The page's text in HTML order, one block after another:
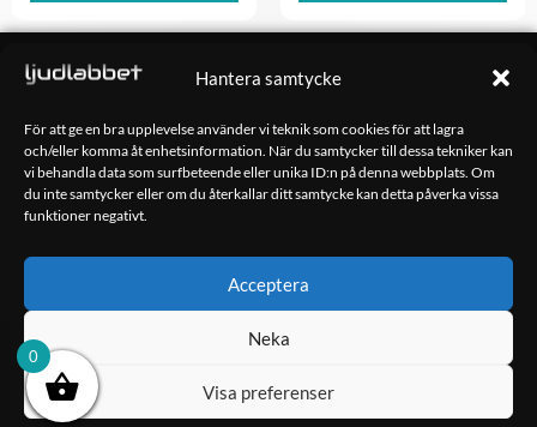
Hantera samtycke
För att ge en bra upplevelse använder vi teknik som cookies för att lagra
och/eller komma åt enhetsinformation. När du samtycker till dessa tekniker kan
vi behandla data som surfbeteende eller unika ID:n på denna webbplats. Om
du inte samtycker eller om du återkallar ditt samtycke kan detta påverka vissa
funktioner negativt.
Acceptera
Neka
Visa preferenser
OM OSS
Ljudlabbet är en del av Kungshamns Bildepå – Ljudlabbet i
Sotenäs AB.
KONTAKT
Klippsjövägen 5
456 34 Kungshamn
0